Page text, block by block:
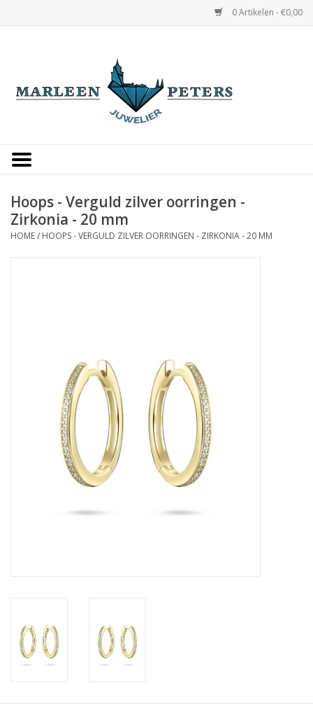
0 Artikelen - €0,00
Occasions
Cadeaukaarten
Hoops - Verguld zilver oorringen -
Zirkonia - 20 mm
HOME/ HOOPS - VERGULD ZILVER OORRINGEN - ZIRKONIA - 20 MM